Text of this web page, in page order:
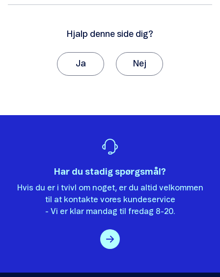
Hjalp denne side dig?
Ja Nej
Der er ikke nok eksempler.
Informationen er svær at forstå.
Oplysningerne løser ikke mit problem.
Andet
Har du stadig spørgsmål?
Hvis du er i tvivl om noget, er du altid velkommen
til at kontakte vores kundeservice
- Vi er klar mandag til fredag 8-20.